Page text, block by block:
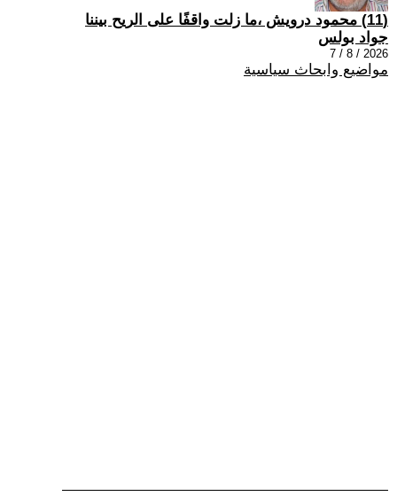
(11) محمود درويش ،ما زلت واقفًا على الريح بيننا
جواد بولس
2026 / 8 / 7
مواضيع وابحاث سياسية